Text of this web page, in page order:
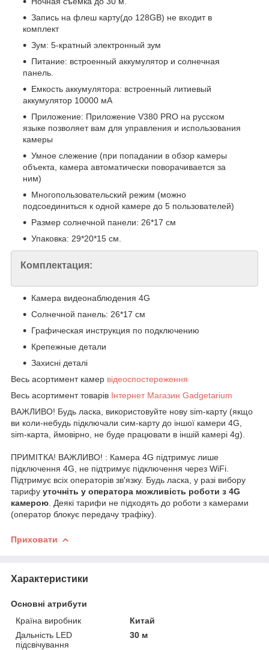
Запись на флеш карту(до 128GB) не входит в
комплект
Зум: 5-кратный электронный зум
Питание: встроенный аккумулятор и солнечная
панель.
Емкость аккумулятора: встроенный литиевый
аккумулятор 10000 мА
Приложение: Приложение V380 PRO на русском
языке позволяет вам для управления и использования
камеры
Умное слежение (при попадании в обзор камеры
объекта, камера автоматически поворачивается за
ним)
Многопользoвательский режим (можно
подсоединиться к одной камере до 5 пользователей)
Размер солнечной панели: 26*17 см
Упаковка: 29*20*15 см.
Комплектация:
Камера видеонаблюдения 4G
Солнечной панель: 26*17 см
Графическая инструкция по подключению
Крепежные детали
Захисні деталі
Весь асортимент камер відеоспостереження
Весь асортимент товарів Інтернет Магазин Gadgetarium
ВАЖЛИВО! Будь ласка, використовуйте нову sim-карту (якщо
ви коли-небудь підключали сим-карту до іншої камери 4G,
sim-карта, ймовірно, не буде працювати в іншій камері 4g).
ПРИМІТКА! ВАЖЛИВО! : Камера 4G підтримує лише
підключення 4G, не підтримує підключення через WiFi.
Підтримує всіх операторів зв'язку. Будь ласка, у разі вибору
тарифу уточніть у оператора можливість роботи з 4G
камерою . Деякі тарифи не підходять до роботи з камерами
(оператор блокує передачу трафіку).
Приховати
Характеристики
Основні атрибути
Країна виробник
Китай
Дальність LED
підсвічування
30 м